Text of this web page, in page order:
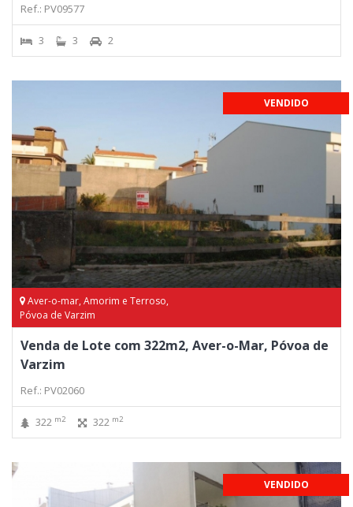
Ref.: PV09577
3 3 2
VENDIDO
Aver-o-mar, Amorim e Terroso,
Póvoa de Varzim
Venda de Lote com 322m2, Aver-o-Mar, Póvoa de
Varzim
Ref.: PV02060
322 m2 322 m2
VENDIDO